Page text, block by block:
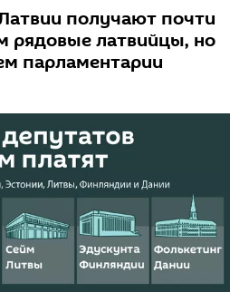
получают почти
рядовые латвийцы, но
парламентарии